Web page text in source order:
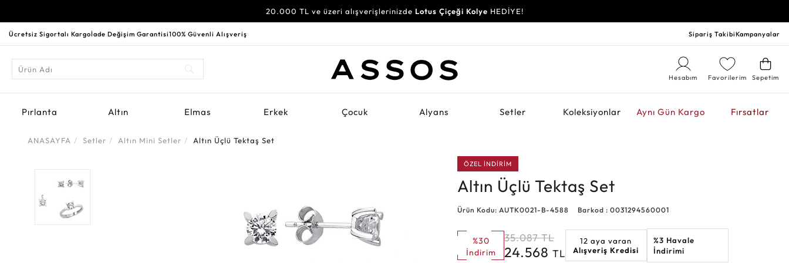
20.000 TL ve üzeri alışverişlerinizde Lotus Çiçeği Kolye HEDİYE!
Ücretsiz Sigortalı Kargoİade Değişim Garantisi100% Güvenli Alışveriş Sipariş TakibiKampanyalar
Sepetim
Favorilerim
Hesabım
Pırlanta Altın Elmas Erkek Çocuk Alyans Setler Koleksiyonlar Aynı Gün Kargo Fırsatlar
ANASAYFA Setler Altın Mini Setler Altın Üçlü Tektaş Set
ÖZEL İNDİRİM
Altın Üçlü Tektaş Set
Ürün Kodu: AUTK0021-B-4588 Barkod : 0031294560001
%30
İndirim
35.087 TL
24.568TL
12 aya varan
Alışveriş Kredisi
%3 Havale
İndirimi